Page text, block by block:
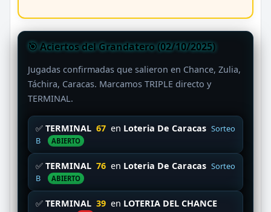
🎯 Aciertos del Grandatero (02/10/2025)
Jugadas confirmadas que salieron en Chance, Zulia,
Táchira, Caracas. Marcamos TRIPLE directo y
TERMINAL.
✅ TERMINAL 67 en Loteria De Caracas Sorteo
B
ABIERTO
✅ TERMINAL 76 en Loteria De Caracas Sorteo
B
ABIERTO
✅ TERMINAL 39 en LOTERIA DEL CHANCE